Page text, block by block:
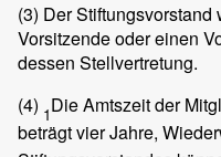
(3) Der
Vorsitzende oder einen
dessen Stellvertretung.
(4) 1Die Amtszeit der
beträgt vier Jahre,